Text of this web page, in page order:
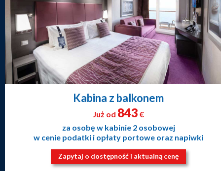
Kabina z balkonem
Już od 843 €
za osobę w kabinie 2 osobowej
w cenie podatki i opłaty portowe oraz napiwki
Zapytaj o dostępność i aktualną cenę